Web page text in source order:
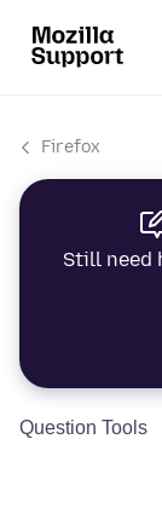
Firefox
Still need
Question Tools